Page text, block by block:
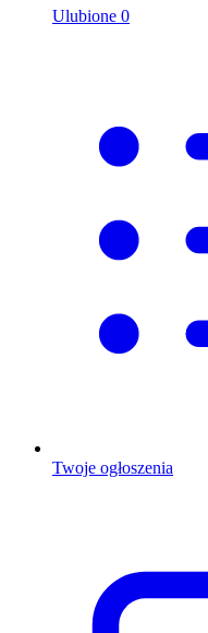
Ulubione 0
Twoje ogłoszenia